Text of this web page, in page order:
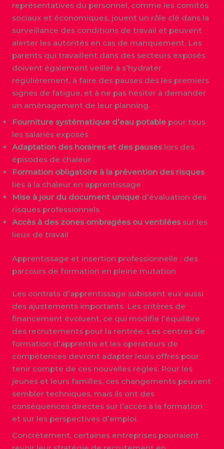
représentatives du personnel, comme les comités
sociaux et économiques, jouent un rôle clé dans la
surveillance des conditions de travail et peuvent
alerter les autorités en cas de manquement. Les
parents qui travaillent dans des secteurs exposés
doivent également veiller à s’hydrater
régulièrement, à faire des pauses dès les premiers
signes de fatigue, et à ne pas hésiter à demander
un aménagement de leur planning.
Fourniture systématique d’eau potablepour tous
les salariés exposés
Adaptation des horaires et des pauseslors des
épisodes de chaleur
Formation obligatoire à la prévention des risques
liés à la chaleur en apprentissage
Mise à jour du document uniqued’évaluation des
risques professionnels
Accès à des zones ombragées ou ventiléessur les
lieux de travail
Apprentissage et insertion professionnelle : des
parcours de formation en pleine mutation
Les contrats d’apprentissage subissent eux aussi
des ajustements importants. Les critères de
financement évoluent, ce qui modifie l’équilibre
des recrutements pour la rentrée. Les centres de
formation d’apprentis et les opérateurs de
compétences devront adapter leurs offres pour
tenir compte de ces nouvelles règles. Pour les
jeunes et leurs familles, ces changements peuvent
sembler techniques, mais ils ont des
conséquences directes sur l’accès à la formation
et sur les perspectives d’emploi.
Concrètement, certaines entreprises pourraient